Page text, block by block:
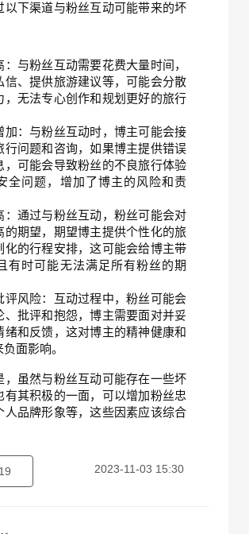
以下渠道与粉丝互动可能带来的坏
：与粉丝互动需要花费大量时间，
信、提供旅游建议等，可能会分散
，无法专心创作和规划更好的旅行
加：与粉丝互动时，博主可能会接
行问题和咨询，如果博主提供错误
，可能会导致粉丝的不良旅行体验
全问题，增加了博主的风险和责
：通过与粉丝互动，粉丝可能会对
的期望，期望博主提供个性化的旅
化的行程安排，这可能会给博主带
有时可能无法满足所有粉丝的期
评风险：互动过程中，粉丝可能会
、批评和抱怨，博主需要面对并妥
绪和反馈，这对博主的精神健康和
面影响。
，虽然与粉丝互动可能存在一些坏
有其积极的一面，可以增加粉丝忠
人品牌形象等，这些因素应该综合
19 2023-11-03 15:30